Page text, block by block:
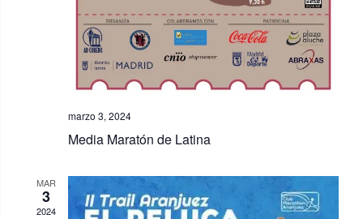
v
e
n
t
marzo 3, 2024
Media Maratón de Latina
MAR
3
2024